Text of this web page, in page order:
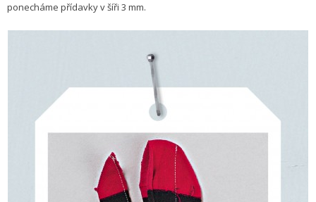
ponecháme přídavky v šíři 3 mm.